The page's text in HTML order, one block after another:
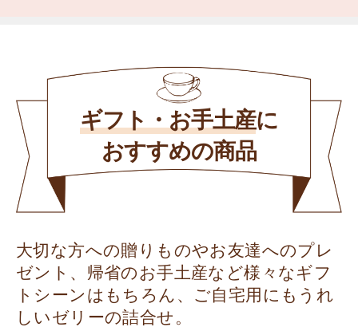
ギフト・お手土産に
おすすめの商品
大切な方への贈りものやお友達へのプレ
ゼント、帰省のお手土産など様々なギフ
トシーンはもちろん、ご自宅用にもうれ
しいゼリーの詰合せ。